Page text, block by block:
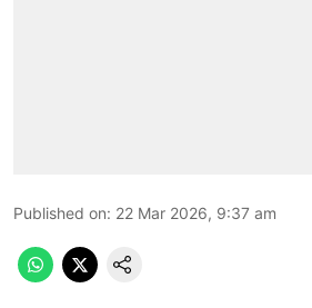
Published on: 22 Mar 2026, 9:37 am